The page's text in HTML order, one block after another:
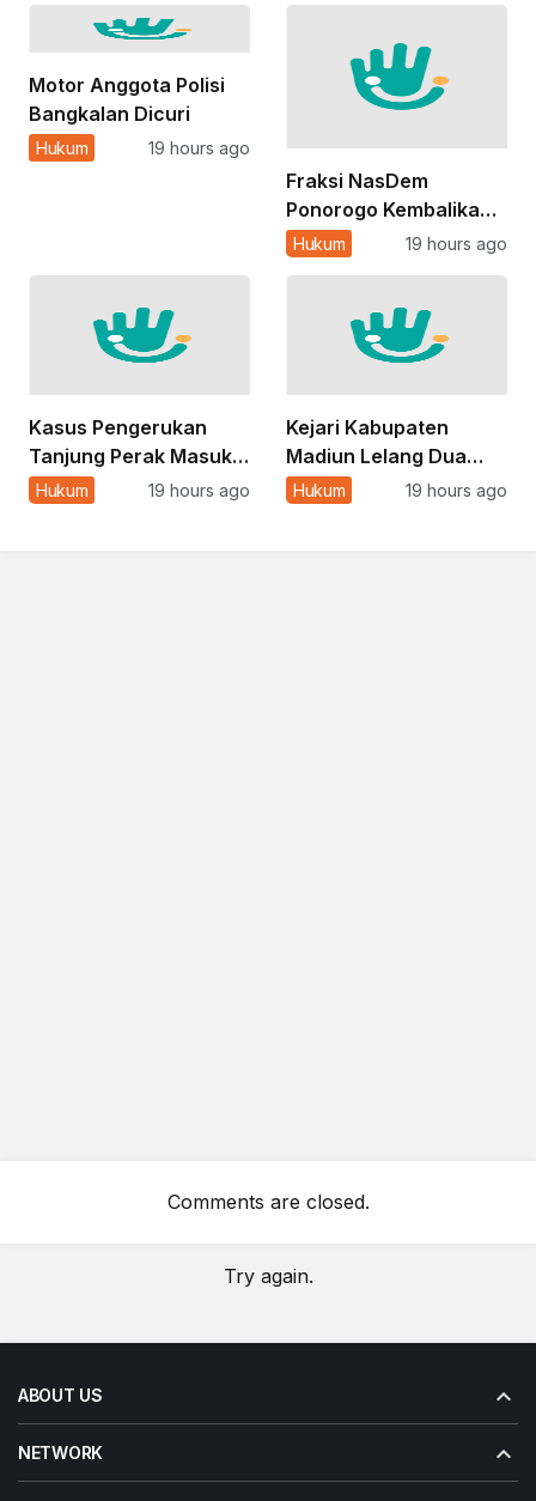
Ponorogo
Motor Anggota Polisi
Bangkalan Dicuri
Hukum 19 hours ago
Fraksi NasDem
Ponorogo Kembalikan
Rp748 Juta Terkait
Hukum 19 hours ago
Kasus Pengerukan
Tanjung Perak Masuk
Tahap Tuntutan, JPU
Hukum 19 hours ago
Kejari Kabupaten
Madiun Lelang Dua
Motor Rampasan
Hukum 19 hours ago
Comments are closed.
Try again.
ABOUT US
NETWORK